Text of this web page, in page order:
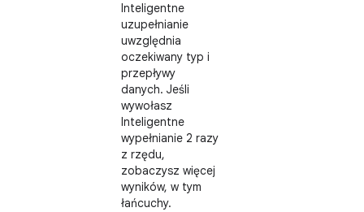
Inteligentne
uzupełnianie
uwzględnia
oczekiwany typ i
przepływy
danych. Jeśli
wywołasz
Inteligentne
wypełnianie 2 razy
z rzędu,
zobaczysz więcej
wyników, w tym
łańcuchy.